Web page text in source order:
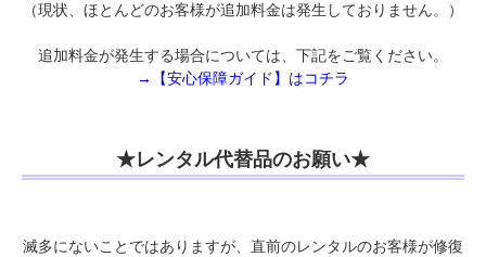
（現状、ほとんどのお客様が追加料金は発生しておりません。）
追加料金が発生する場合については、下記をご覧ください。
→【安心保障ガイド】はコチラ
★レンタル代替品のお願い★
滅多にないことではありますが、直前のレンタルのお客様が修復